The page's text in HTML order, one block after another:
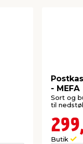
- MEFA
Sort og
til
Butik